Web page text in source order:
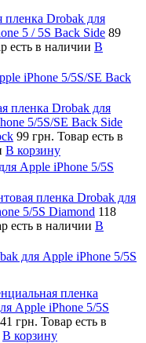
пленка Drobak для
5 / 5S Back Side 89
есть в наличии В
iPhone 5/5S/SE Back
пленка Drobak для
5/5S/SE Back Side
99 грн. Товар есть в
В корзину
Apple iPhone 5/5S
пленка Drobak для
5/5S Diamond 118
есть в наличии В
для Apple iPhone 5/5S
пленка
Apple iPhone 5/5S
грн. Товар есть в
В корзину